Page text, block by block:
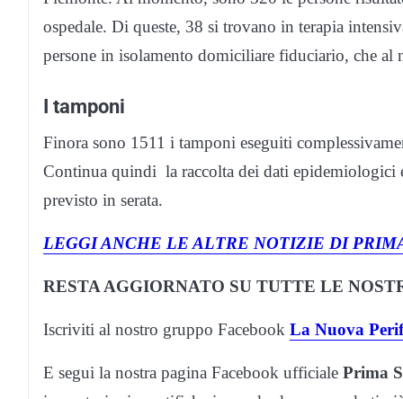
ospedale. Di queste, 38 si trovano in terapia
persone in isolamento domiciliare fiduciario, che al
I tamponi
Finora sono 1511 i tamponi eseguiti
Continua quindi la raccolta dei dati epidemiologici
previsto in serata.
LEGGI ANCHE LE ALTRE NOTIZIE DI
RESTA AGGIORNATO SU TUTTE LE
Iscriviti al nostro gruppo Facebook La Nuova
E segui la nostra pagina Facebook ufficiale Prima